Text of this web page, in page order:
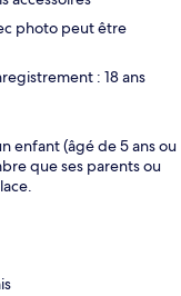
photo peut être
: 18 ans
enfant (âgé de 5 ans ou
que ses parents ou